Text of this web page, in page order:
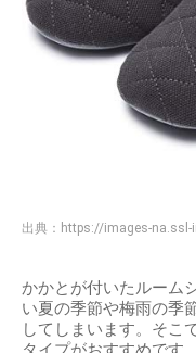
出典： https://images-
かかとが付いたルーム
い夏の季節や梅雨の季
してしまいます。そこ